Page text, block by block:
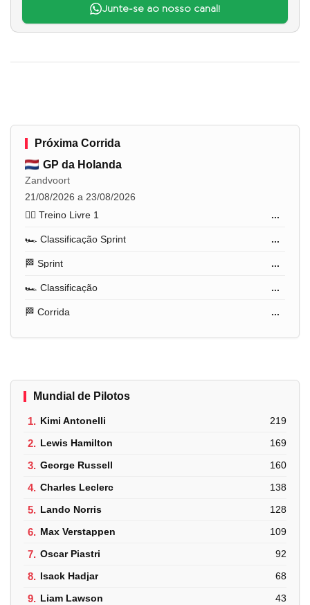
Junte-se ao nosso canal!
Próxima Corrida
GP da Holanda
Zandvoort
21/08/2026 a 23/08/2026
🏋️‍♂️ Treino Livre 1
...
🏎️ Classificação Sprint ...
🏁 Sprint ...
🏎️ Classificação ...
🏁 Corrida ...
Mundial de Pilotos
1. Kimi Antonelli 219
2. Lewis Hamilton 169
3. George Russell 160
4. Charles Leclerc 138
5. Lando Norris 128
6. Max Verstappen 109
7. Oscar Piastri 92
8. Isack Hadjar 68
9. Liam Lawson 43